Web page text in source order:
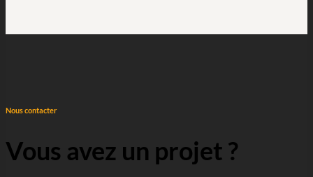
Nous contacter
Vous avez un projet ?